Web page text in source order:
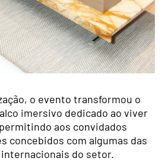
o evento transformou o
imersivo dedicado ao viver
aos convidados
concebidos com algumas das
do setor.